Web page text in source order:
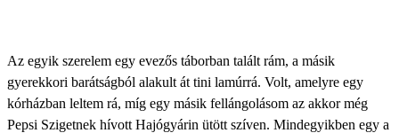
Az egyik szerelem egy evezős táborban talált rám, a másik
gyerekkori barátságból alakult át tini lamúrrá. Volt, amelyre egy
kórházban leltem rá, míg egy másik fellángolásom az akkor még
Pepsi Szigetnek hívott Hajógyárin ütött szíven. Mindegyikben egy a